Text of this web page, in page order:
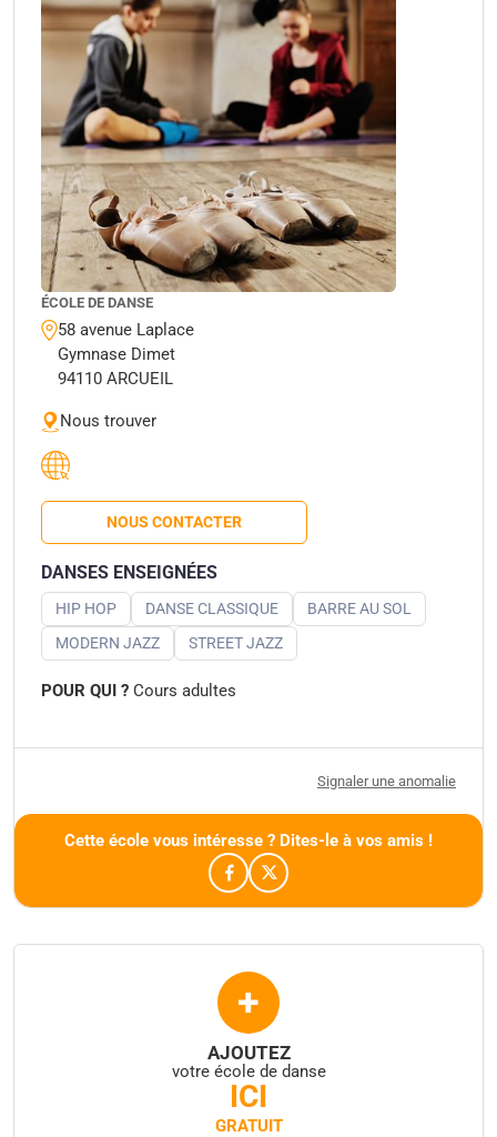
ÉCOLE DE DANSE
58 avenue Laplace
Gymnase Dimet
94110 ARCUEIL
Nous trouver
NOUS CONTACTER
DANSES ENSEIGNÉES
HIP HOP DANSE CLASSIQUE
BARRE AU SOL
MODERN JAZZ
STREET JAZZ
POUR QUI ? Cours adultes
Signaler une anomalie
Cette école vous intéresse ? Dites-le à vos amis !
+
AJOUTEZ
votre école de danse
ICI
GRATUIT